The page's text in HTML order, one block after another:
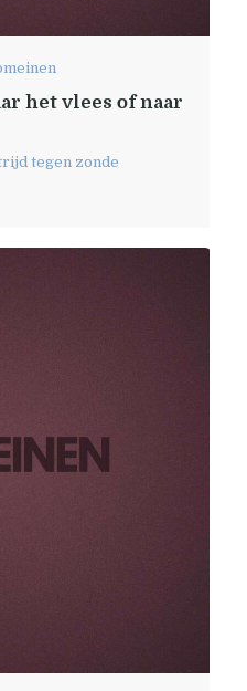
het vlees of naar
tegen zonde